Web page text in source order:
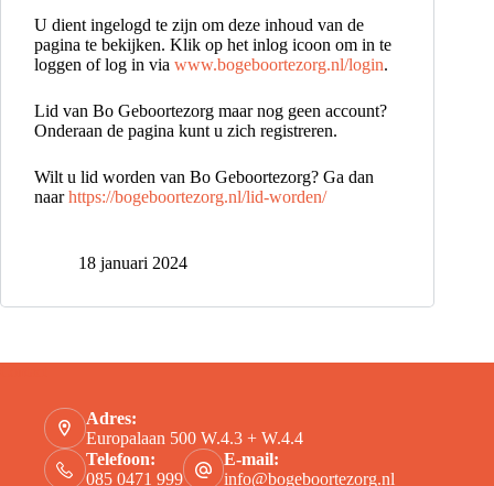
U dient ingelogd te zijn om deze inhoud van de
pagina te bekijken. Klik op het inlog icoon om in te
loggen of log in via www.bogeboortezorg.nl/login.
Lid van Bo Geboortezorg maar nog geen account?
Onderaan de pagina kunt u zich registreren.
Wilt u lid worden van Bo Geboortezorg? Ga dan
naarhttps://bogeboortezorg.nl/lid-worden/
18 januari 2024
Adres:
Europalaan 500 W.4.3 + W.4.4
Telefoon:
085 0471 999
E-mail:
info@bogeboortezorg.nl